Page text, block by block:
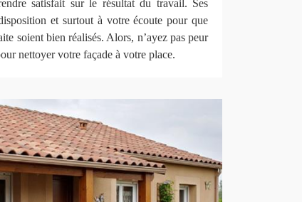
satisfait sur le résultat du travail. Ses
et surtout à votre écoute pour que
soient bien réalisés. Alors, n’ayez pas peur
nettoyer votre façade à votre place.